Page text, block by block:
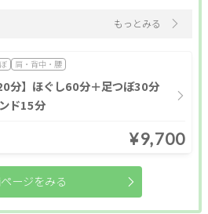
もっとみる
肩・背中・腰
分】ほぐし60分＋足つぼ30分
ド15分
¥9,700
ージをみる